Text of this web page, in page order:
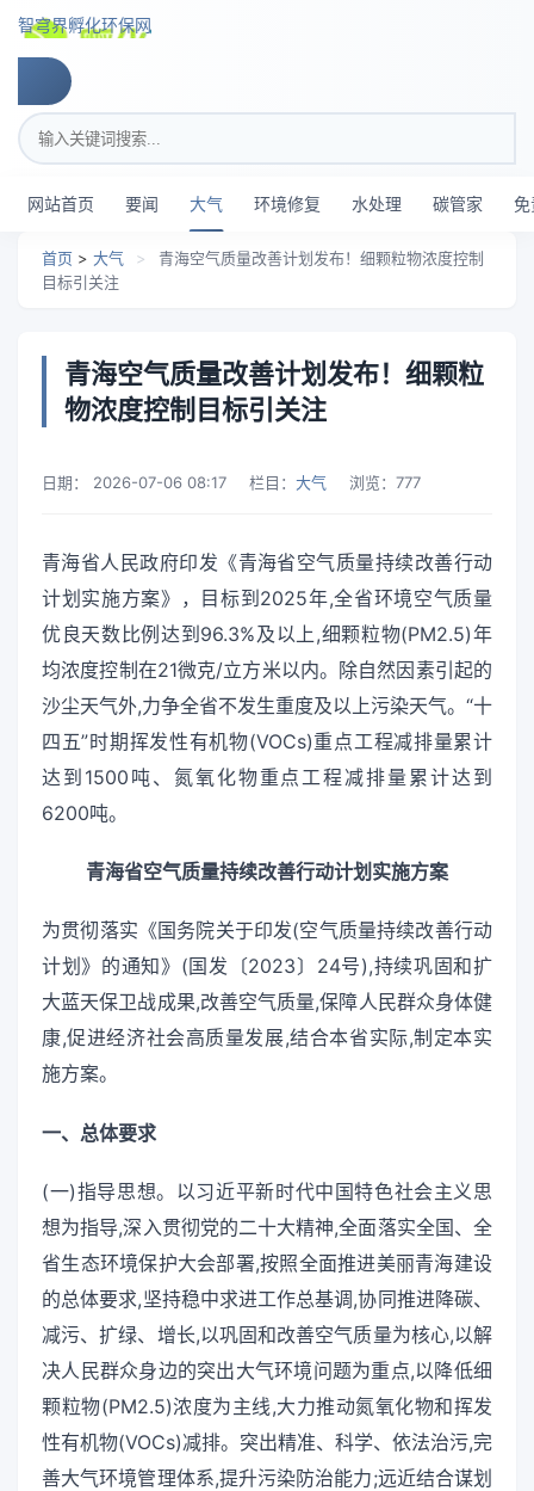
智穹界孵化环保网
搜索关键词
网站首页 要闻 大气 环境修复 水处理 碳管家 免
首页 > 大气 >
青海空气质量改善计划发布！细颗粒物浓度控制
目标引关注
青海空气质量改善计划发布！细颗粒
物浓度控制目标引关注
日期： 2026-07-06 08:17 栏目： 大气 浏览： 777
青海省人民政府印发《青海省空气质量持续改善行动
计划实施方案》，目标到2025年,全省环境空气质量
优良天数比例达到96.3%及以上,细颗粒物(PM2.5)年
均浓度控制在21微克/立方米以内。除自然因素引起的
沙尘天气外,力争全省不发生重度及以上污染天气。“十
四五”时期挥发性有机物(VOCs)重点工程减排量累计
达到1500吨、氮氧化物重点工程减排量累计达到
6200吨。
青海省空气质量持续改善行动计划实施方案
为贯彻落实《国务院关于印发(空气质量持续改善行动
计划》的通知》(国发〔2023〕24号),持续巩固和扩
大蓝天保卫战成果,改善空气质量,保障人民群众身体健
康,促进经济社会高质量发展,结合本省实际,制定本实
施方案。
一、总体要求
(一)指导思想。以习近平新时代中国特色社会主义思
想为指导,深入贯彻党的二十大精神,全面落实全国、全
省生态环境保护大会部署,按照全面推进美丽青海建设
的总体要求,坚持稳中求进工作总基调,协同推进降碳、
减污、扩绿、增长,以巩固和改善空气质量为核心,以解
决人民群众身边的突出大气环境问题为重点,以降低细
颗粒物(PM2.5)浓度为主线,大力推动氮氧化物和挥发
性有机物(VOCs)减排。突出精准、科学、依法治污,完
善大气环境管理体系,提升污染防治能力;远近结合谋划